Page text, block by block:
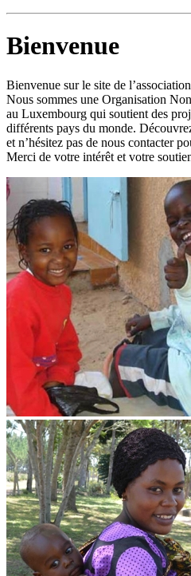
Bienvenue
Bienvenue sur le site de
Nous sommes une Organisation
au Luxembourg qui soutient des
différents pays du monde.
et n’hésitez pas de nous contacter
Merci de votre intérêt et votre